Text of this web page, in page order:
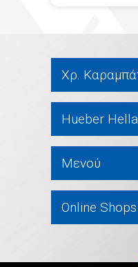
Χρ.
Hueber
Μενού
Online Shops